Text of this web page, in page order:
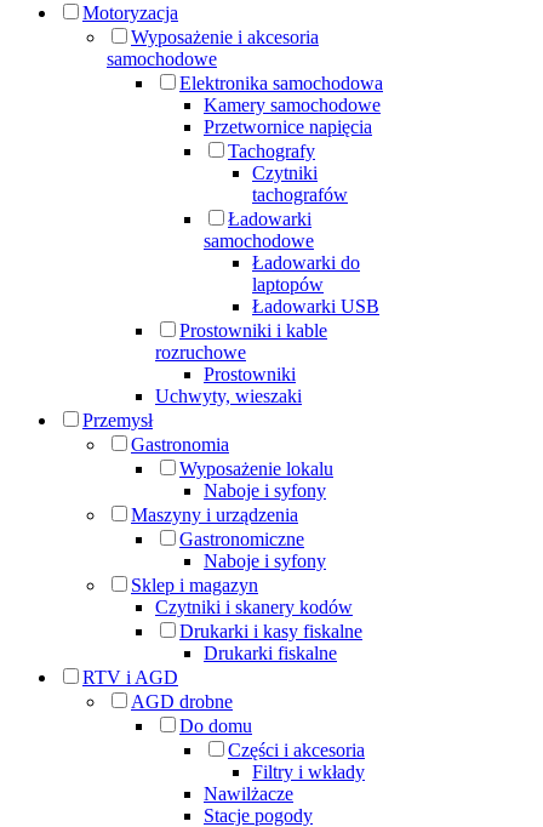
Motoryzacja
Wyposażenie i akcesoria
samochodowe
Elektronika samochodowa
Kamery samochodowe
Przetwornice napięcia
Tachografy
Czytniki
tachografów
Ładowarki
samochodowe
Ładowarki do
laptopów
Ładowarki USB
Prostowniki i kable
rozruchowe
Prostowniki
Uchwyty, wieszaki
Przemysł
Gastronomia
Wyposażenie lokalu
Naboje i syfony
Maszyny i urządzenia
Gastronomiczne
Naboje i syfony
Sklep i magazyn
Czytniki i skanery kodów
Drukarki i kasy fiskalne
Drukarki fiskalne
RTV i AGD
AGD drobne
Do domu
Części i akcesoria
Filtry i wkłady
Nawilżacze
Stacje pogody